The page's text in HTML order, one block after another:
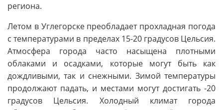
региона.
Летом в Углегорске преобладает прохладная погода
с температурами в пределах 15-20 градусов Цельсия.
Атмосфера города часто насыщена плотными
облаками и осадками, которые могут быть как
дождливыми, так и снежными. Зимой температуры
продолжают падать, и местами могут достигать -20
градусов Цельсия. Холодный климат города